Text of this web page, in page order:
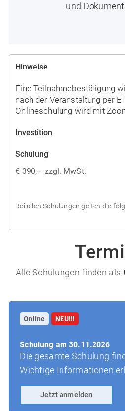
und
Hinweise
Eine Teilnahmebestätigung
nach der Veranstaltung per
Onlineschulung wird mit
Investition
Schulung
€ 390,– zzgl. MwSt.
Bei allen Schulungen gelten die
Alle Schulungen finden als
Online NEU!!!
Schulung am 30.11.2026
Die gesamte Schulung
Wichtige Informationen
Jetzt anmelden